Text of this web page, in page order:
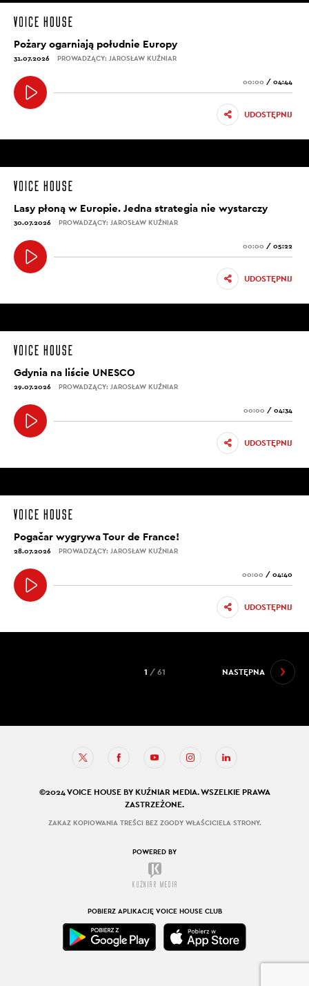
Pożary ogarniają południe Europy
31.07.2026 PROWADZĄCY: JAROSŁAW KUŹNIAR
00:00 / 04:44
UDOSTĘPNIJ
Lasy płoną w Europie. Jedna strategia nie wystarczy
30.07.2026 PROWADZĄCY: JAROSŁAW KUŹNIAR
00:00 / 05:22
UDOSTĘPNIJ
Gdynia na liście UNESCO
29.07.2026 PROWADZĄCY: JAROSŁAW KUŹNIAR
00:00 / 04:34
UDOSTĘPNIJ
Pogačar wygrywa Tour de France!
28.07.2026 PROWADZĄCY: JAROSŁAW KUŹNIAR
00:00 / 04:40
UDOSTĘPNIJ
NASTĘPNA
1 / 61
©2024 VOICE HOUSE BY KUŹNIAR MEDIA. WSZELKIE PRAWA
ZASTRZEŻONE.
ZAKAZ KOPIOWANIA TREŚCI BEZ ZGODY WŁAŚCICIELA STRONY.
POWERED BY
POBIERZ APLIKACJĘ VOICE HOUSE CLUB